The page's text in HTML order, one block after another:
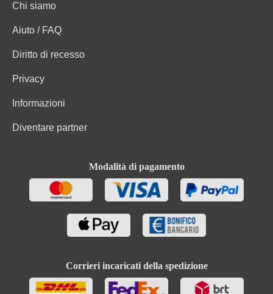
Chi siamo
Aiuto / FAQ
Diritto di recesso
Privacy
Informazioni
Diventare partner
Modalità di pagamento
Corrieri incaricati della spedizione